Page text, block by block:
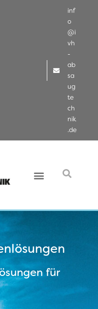
inf
o
@i
vh
-
ab
sa
ug
te
ch
nik
.de
für